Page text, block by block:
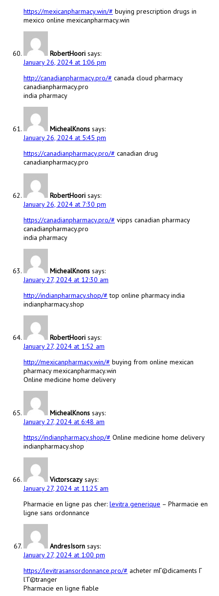
https://mexicanpharmacy.win/# buying prescription drugs in
mexico online mexicanpharmacy.win
RobertHoori says:
January 26, 2024 at 1:06 pm
http://canadianpharmacy.pro/# canada cloud pharmacy
canadianpharmacy.pro
india pharmacy
MichealKnons says:
January 26, 2024 at 5:45 pm
https://canadianpharmacy.pro/# canadian drug
canadianpharmacy.pro
RobertHoori says:
January 26, 2024 at 7:30 pm
https://canadianpharmacy.pro/# vipps canadian pharmacy
canadianpharmacy.pro
india pharmacy
MichealKnons says:
January 27, 2024 at 12:30 am
http://indianpharmacy.shop/# top online pharmacy india
indianpharmacy.shop
RobertHoori says:
January 27, 2024 at 1:52 am
http://mexicanpharmacy.win/# buying from online mexican
pharmacy mexicanpharmacy.win
Online medicine home delivery
MichealKnons says:
January 27, 2024 at 6:48 am
https://indianpharmacy.shop/# Online medicine home delivery
indianpharmacy.shop
Victorscazy says:
January 27, 2024 at 11:25 am
Pharmacie en ligne pas cher: levitra generique – Pharmacie en
ligne sans ordonnance
AndresIsorn says:
January 27, 2024 at 1:00 pm
https://levitrasansordonnance.pro/# acheter mГ©dicaments Г
l’Г©tranger
Pharmacie en ligne fiable